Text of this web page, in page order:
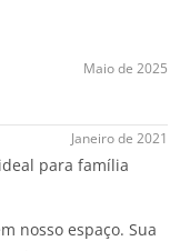
Maio de 2025
Janeiro de 2021
para família
nosso espaço. Sua